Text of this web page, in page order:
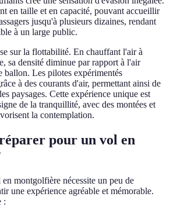
en taille et en capacité, pouvant accueillir
jusqu'à plusieurs dizaines, rendant
à un large public.
sur la flottabilité. En chauffant l'air à
sa densité diminue par rapport à l'air
ballon. Les pilotes expérimentés
à des courants d'air, permettant ainsi de
paysages. Cette expérience unique est
de la tranquillité, avec des montées et
la contemplation.
pour un vol en
montgolfière nécessite un peu de
une expérience agréable et mémorable.
: